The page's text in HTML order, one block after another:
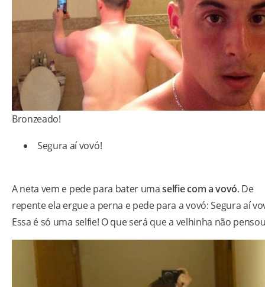
Bronzeado!
Segura aí vovó!
A neta vem e pede para bater umaselfie com a vovó. De
repente ela ergue a perna e pede para a vovó: Segura aí
Essa é só uma selfie! O que será que a velhinha não